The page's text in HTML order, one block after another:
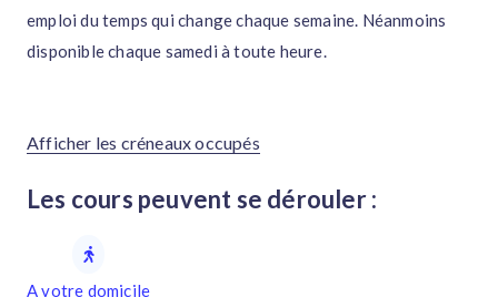
emploi du temps qui change chaque semaine. Néanmoins
disponible chaque samedi à toute heure.
Afficher les créneaux occupés
Les cours peuvent se dérouler :
A votre domicile